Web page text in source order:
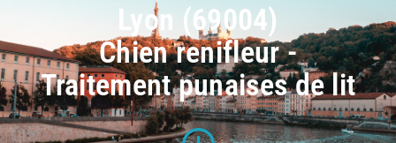
Lyon (69004)
Chien renifleur -
Traitement punaises de lit